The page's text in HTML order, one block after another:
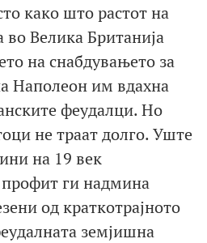
како што растот на
во Велика Британија
на снабдувањето за
Наполеон им вдахна
феудалци. Но
не траат долго. Уште
на 19 век
ги надмина
од краткотрајното
земјишна